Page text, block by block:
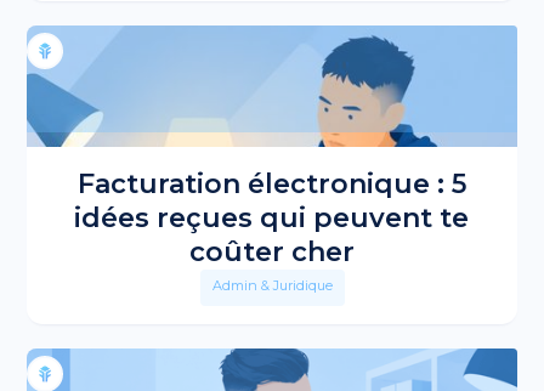
Facturation électronique : 5
idées reçues qui peuvent te
coûter cher
Admin & Juridique